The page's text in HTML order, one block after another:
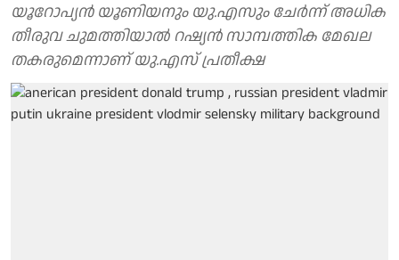
യൂറോപ്യന്‍ യൂണിയനും യു.എസും ചേര്‍ന്ന് അധിക
തീരുവ ചുമത്തിയാല്‍ റഷ്യന്‍ സാമ്പത്തിക മേഖല
തകരുമെന്നാണ് യു.എസ് പ്രതീക്ഷ